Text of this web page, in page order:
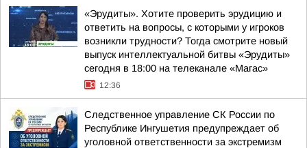
«Эрудиты». Хотите проверить эрудицию и
ответить на вопросы, с которыми у игроков
возникли трудности? Тогда смотрите новый
выпуск интеллектуальной битвы «Эрудиты»
сегодня в 18:00 на телеканале «Магас»
12:36
Следственное управление СК России по
Республике Ингушетия предупреждает об
уголовной ответственности за экстремизм